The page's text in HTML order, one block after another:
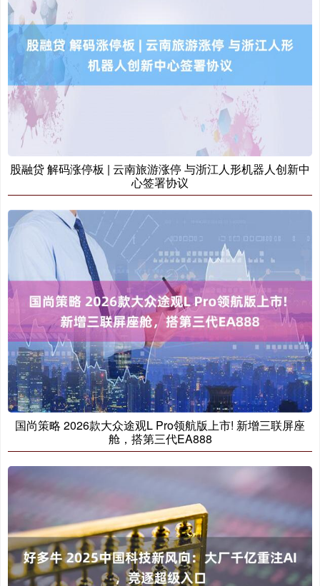
股融贷 解码涨停板 | 云南旅游涨停 与浙江人形机器人创新中
心签署协议
国尚策略 2026款大众途观L Pro领航版上市! 新增三联屏座
舱，搭第三代EA888